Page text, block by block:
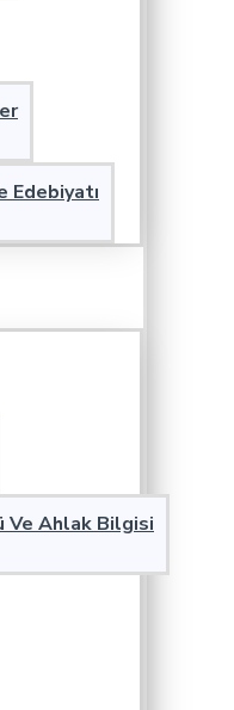
Edebiyatı
Ve Ahlak Bilgisi